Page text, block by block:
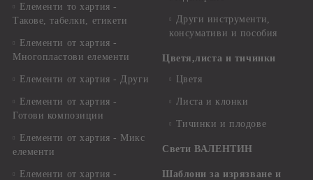
Елементи то хартия -
Такове, табелки, етикети
Елементи от хартия -
Многопластови елементи
Елементи от хартия - Други
Елементи от хартия -
Готови композиции
Елементи от хартия - Микс
елементи
Елементи от хартия -
Други инструменти,
консумативи и пособия
Цветя,листа и тичинки
Цветя
Листа и клонки
Тичинки и плодове
Свети ВАЛЕНТИН
Шаблони за изрязване и